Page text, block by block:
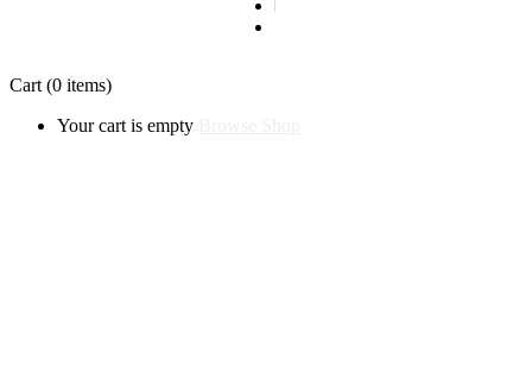
Cart (0 items)
Your cart is empty